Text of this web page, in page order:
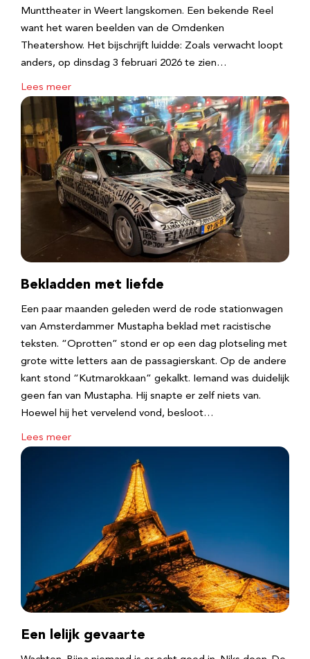
Munttheater in Weert langskomen. Een bekende Reel
want het waren beelden van de Omdenken
Theatershow. Het bijschrijft luidde: Zoals verwacht loopt
anders, op dinsdag 3 februari 2026 te zien…
Lees meer
Bekladden met liefde
Een paar maanden geleden werd de rode stationwagen
van Amsterdammer Mustapha beklad met racistische
teksten. “Oprotten” stond er op een dag plotseling met
grote witte letters aan de passagierskant. Op de andere
kant stond “Kutmarokkaan” gekalkt. Iemand was duidelijk
geen fan van Mustapha. Hij snapte er zelf niets van.
Hoewel hij het vervelend vond, besloot…
Lees meer
Een lelijk gevaarte